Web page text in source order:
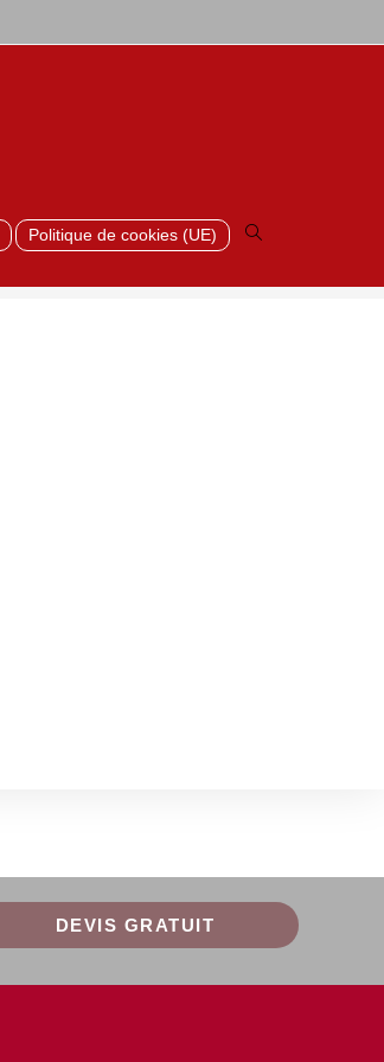
Politique de cookies (UE)
Toggle
website
search
> Linea wit RAL9010
DEVIS GRATUIT